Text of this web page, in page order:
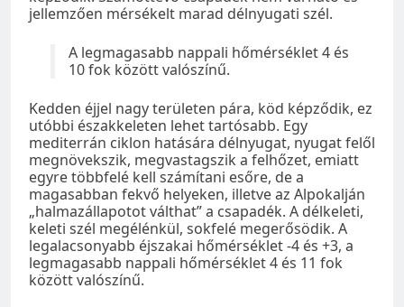
jellemzően mérsékelt marad délnyugati szél.
A legmagasabb nappali hőmérséklet 4 és
10 fok között valószínű.
Kedden éjjel nagy területen pára, köd képződik, ez
utóbbi északkeleten lehet tartósabb. Egy
mediterrán ciklon hatására délnyugat, nyugat felől
megnövekszik, megvastagszik a felhőzet, emiatt
egyre többfelé kell számítani esőre, de a
magasabban fekvő helyeken, illetve az Alpokalján
„halmazállapotot válthat” a csapadék. A délkeleti,
keleti szél megélénkül, sokfelé megerősödik. A
legalacsonyabb éjszakai hőmérséklet -4 és +3, a
legmagasabb nappali hőmérséklet 4 és 11 fok
között valószínű.